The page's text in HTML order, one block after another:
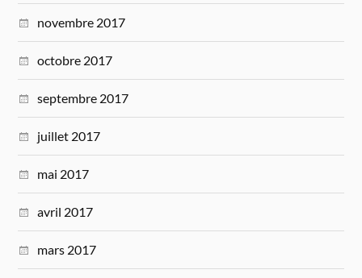
novembre 2017
octobre 2017
septembre 2017
juillet 2017
mai 2017
avril 2017
mars 2017